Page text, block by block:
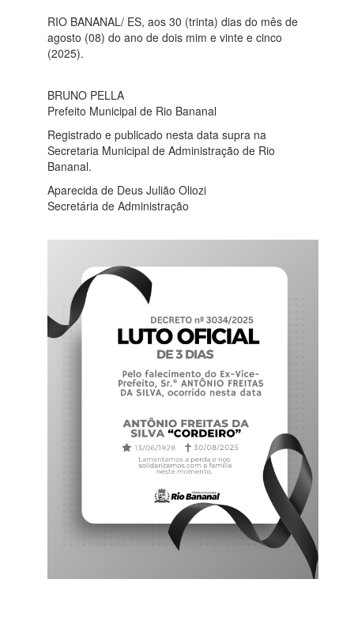
RIO BANANAL/ ES, aos 30 (trinta) dias do mês de
agosto (08) do ano de dois mim e vinte e cinco
(2025).
BRUNO PELLA
Prefeito Municipal de Rio Bananal
Registrado e publicado nesta data supra na
Secretaria Municipal de Administração de Rio
Bananal.
Aparecida de Deus Julião Oliozi
Secretária de Administração